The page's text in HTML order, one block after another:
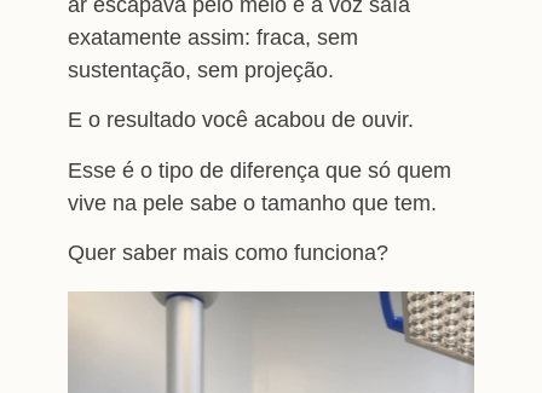
exatamente assim: fraca, sem
sustentação, sem projeção.
E o resultado você acabou de ouvir.
Esse é o tipo de diferença que só quem
vive na pele sabe o tamanho que tem.
Quer saber mais como funciona?